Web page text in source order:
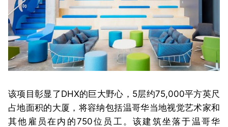
该项目彰显了DHX的巨大野心，5层约75,000平方英尺
占地面积的大厦，将容纳包括温哥华当地视觉艺术家和
其他雇员在内的750位员工。该建筑坐落于温哥华